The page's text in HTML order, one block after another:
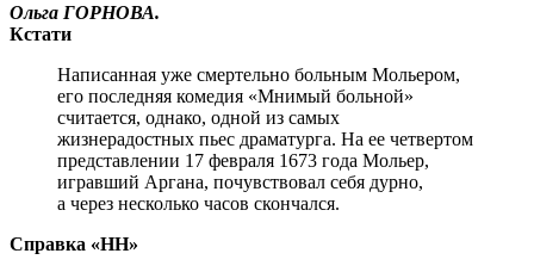
Ольга ГОРНОВА.
Кстати
Написанная уже смертельно больным Мольером,
его последняя комедия «Мнимый больной»
считается, однако, одной из самых
жизнерадостных пьес драматурга. На ее четвертом
представлении 17 февраля 1673 года Мольер,
игравший Аргана, почувствовал себя дурно,
а через несколько часов скончался.
Справка «НН»